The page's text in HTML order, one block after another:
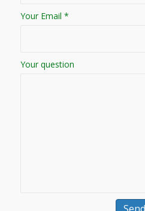
Your Email *
Your question